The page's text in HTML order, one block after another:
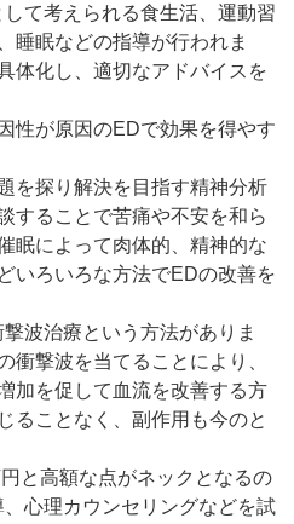
て考えられる食生活、運動習
睡眠などの指導が行われま
体化し、適切なアドバイスを
性が原因のEDで効果を得やす
を探り解決を目指す精神分析
することで苦痛や不安を和ら
眠によって肉体的、精神的な
いろいろな方法でEDの改善を
波治療という方法がありま
衝撃波を当てることにより、
加を促して血流を改善する方
ることなく、副作用も今のと
と高額な点がネックとなるの
心理カウンセリングなどを試